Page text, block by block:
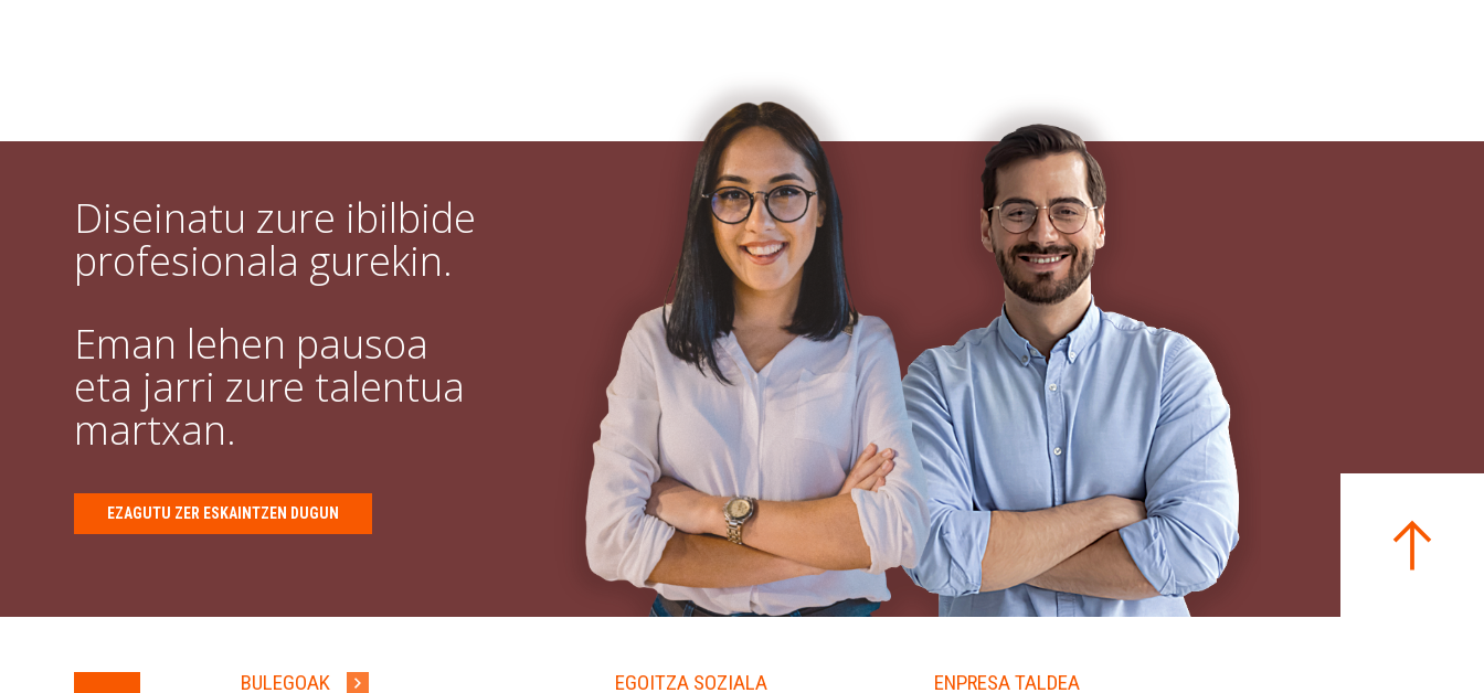
Diseinatu zure ibilbide
profesionala gurekin.
Eman lehen pausoa
eta jarri zure talentua
martxan.
EZAGUTU ZER ESKAINTZEN DUGUN
BULEGOAK EGOITZA SOZIALA ENPRESA TALDEA